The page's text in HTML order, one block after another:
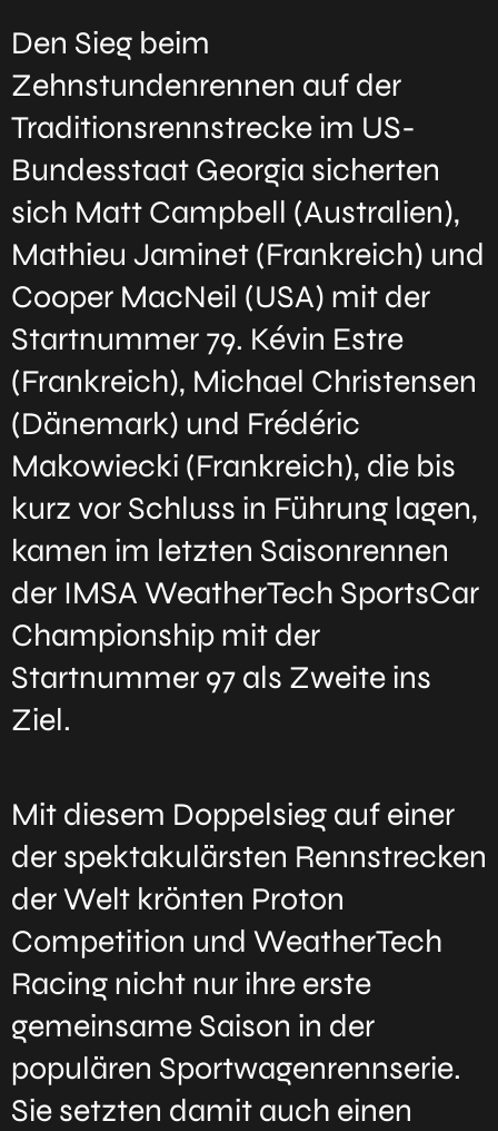
Den Sieg beim
Zehnstundenrennen auf der
Traditionsrennstrecke im US-
Bundesstaat Georgia sicherten
sich Matt Campbell (Australien),
Mathieu Jaminet (Frankreich) und
Cooper MacNeil (USA) mit der
Startnummer 79. Kévin Estre
(Frankreich), Michael Christensen
(Dänemark) und Frédéric
Makowiecki (Frankreich), die bis
kurz vor Schluss in Führung lagen,
kamen im letzten Saisonrennen
der IMSA WeatherTech SportsCar
Championship mit der
Startnummer 97 als Zweite ins
Ziel.
Mit diesem Doppelsieg auf einer
der spektakulärsten Rennstrecken
der Welt krönten Proton
Competition und WeatherTech
Racing nicht nur ihre erste
gemeinsame Saison in der
populären Sportwagenrennserie.
Sie setzten damit auch einen